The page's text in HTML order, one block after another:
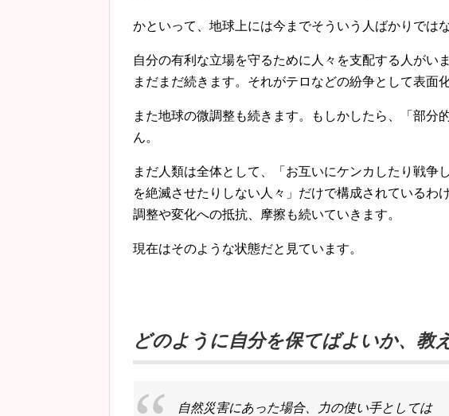
かといって、地球上には今までそういう人ばかりでは
自分の有利な立場を守るために人々を支配する人がい
まだまだ続きます。それがテロなどの紛争として表面
また地球の微調整も続きます。もしかしたら、「部分
ん。
まだ人類は全体として、「お互いにケンカしたり戦争
を絶滅させたりしない人々」だけで構成されているわ
調整や変化への抵抗、摩擦も続いていきます。
現在はそのような状態だと見ています。
どのように自分を保てばよいか、教
自然災害にあった場合、力の使い手としては